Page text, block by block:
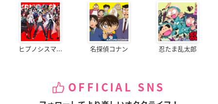
ヒプノシスマ... 名探偵コナン 忍たま乱太郎
OFFICIAL SNS